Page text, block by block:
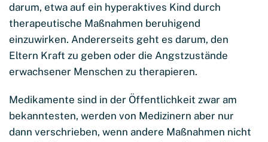
darum, etwa auf ein hyperaktives Kind durch
therapeutische Maßnahmen beruhigend
einzuwirken. Andererseits geht es darum, den
Eltern Kraft zu geben oder die Angstzustände
erwachsener Menschen zu therapieren.
Medikamente sind in der Öffentlichkeit zwar am
bekanntesten, werden von Medizinern aber nur
dann verschrieben, wenn andere Maßnahmen nicht